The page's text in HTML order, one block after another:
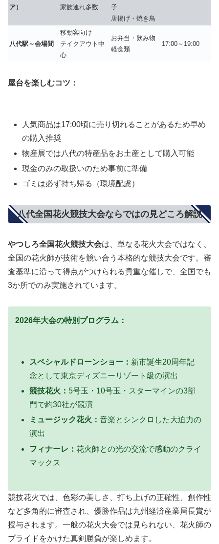
ア）
家族連れ多数
子
唐揚げ・焼き鳥
八代駅～会場間
移動客向け
テイクアウト中
心
お弁当・飲み物
軽食類
17:00～19:00
屋台を楽しむコツ：
人気商品は17:00頃に売り切れることがあるため早め
の購入推奨
物産展では八代の特産品をお土産として購入可能
現金のみの取扱いのため事前に準備
ゴミは必ず持ち帰る（環境配慮）
八代全国花火競技大会ならではの見どころ解説
やつしろ全国花火競技大会は、単なる花火大会ではなく、
全国の花火師が技術を競い合う本格的な競技大会です。審
査基準に沿って得点がつけられる貴重な催しで、全国でも
3か所でのみ実施されています。
2026年大会の特別プログラム：
スペシャルドローンショー： 新市誕生20周年記
念として東京ディズニーリゾート級の演出
競技花火：5号玉・10号玉・スターマインの3部
門で約30社が競演
ミュージック花火：音楽とシンクロした大迫力の
演出
フィナーレ：花火師との光の交流で感動のクライ
マックス
競技花火では、 色彩の美しさ、打ち上げの正確性、創作性
など多角的に審査され、優勝作品は九州経済産業局長賞が
授与されます。一般の花火大会では見られない、花火師の
プライドをかけた真剣勝負が楽しめます。